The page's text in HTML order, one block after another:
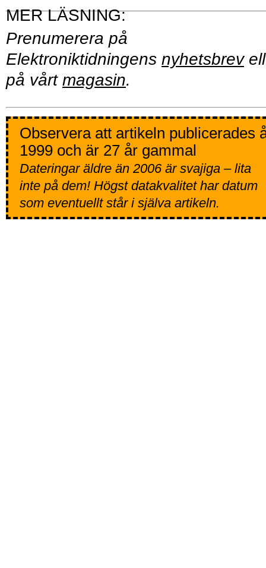
Prenumerera på
Elektroniktidningens nyhetsbrev
på vårt magasin.
Observera att artikeln publicerades
1999 och är 27 år gammal
Dateringar äldre än 2006 är svajiga – lita
inte på dem! Högst datakvalitet har datum
som eventuellt står i själva artikeln.